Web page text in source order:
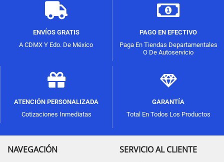
ENVÍOS GRATIS
A CDMX Y Edo. De México
PAGO EN EFECTIVO
Paga En Tiendas Departamentales
O De Autoservicio
ATENCIÓN PERSONALIZADA
Cotizaciones Inmediatas
GARANTÍA
Total En Todos Los Productos
NAVEGACIÓN SERVICIO AL CLIENTE